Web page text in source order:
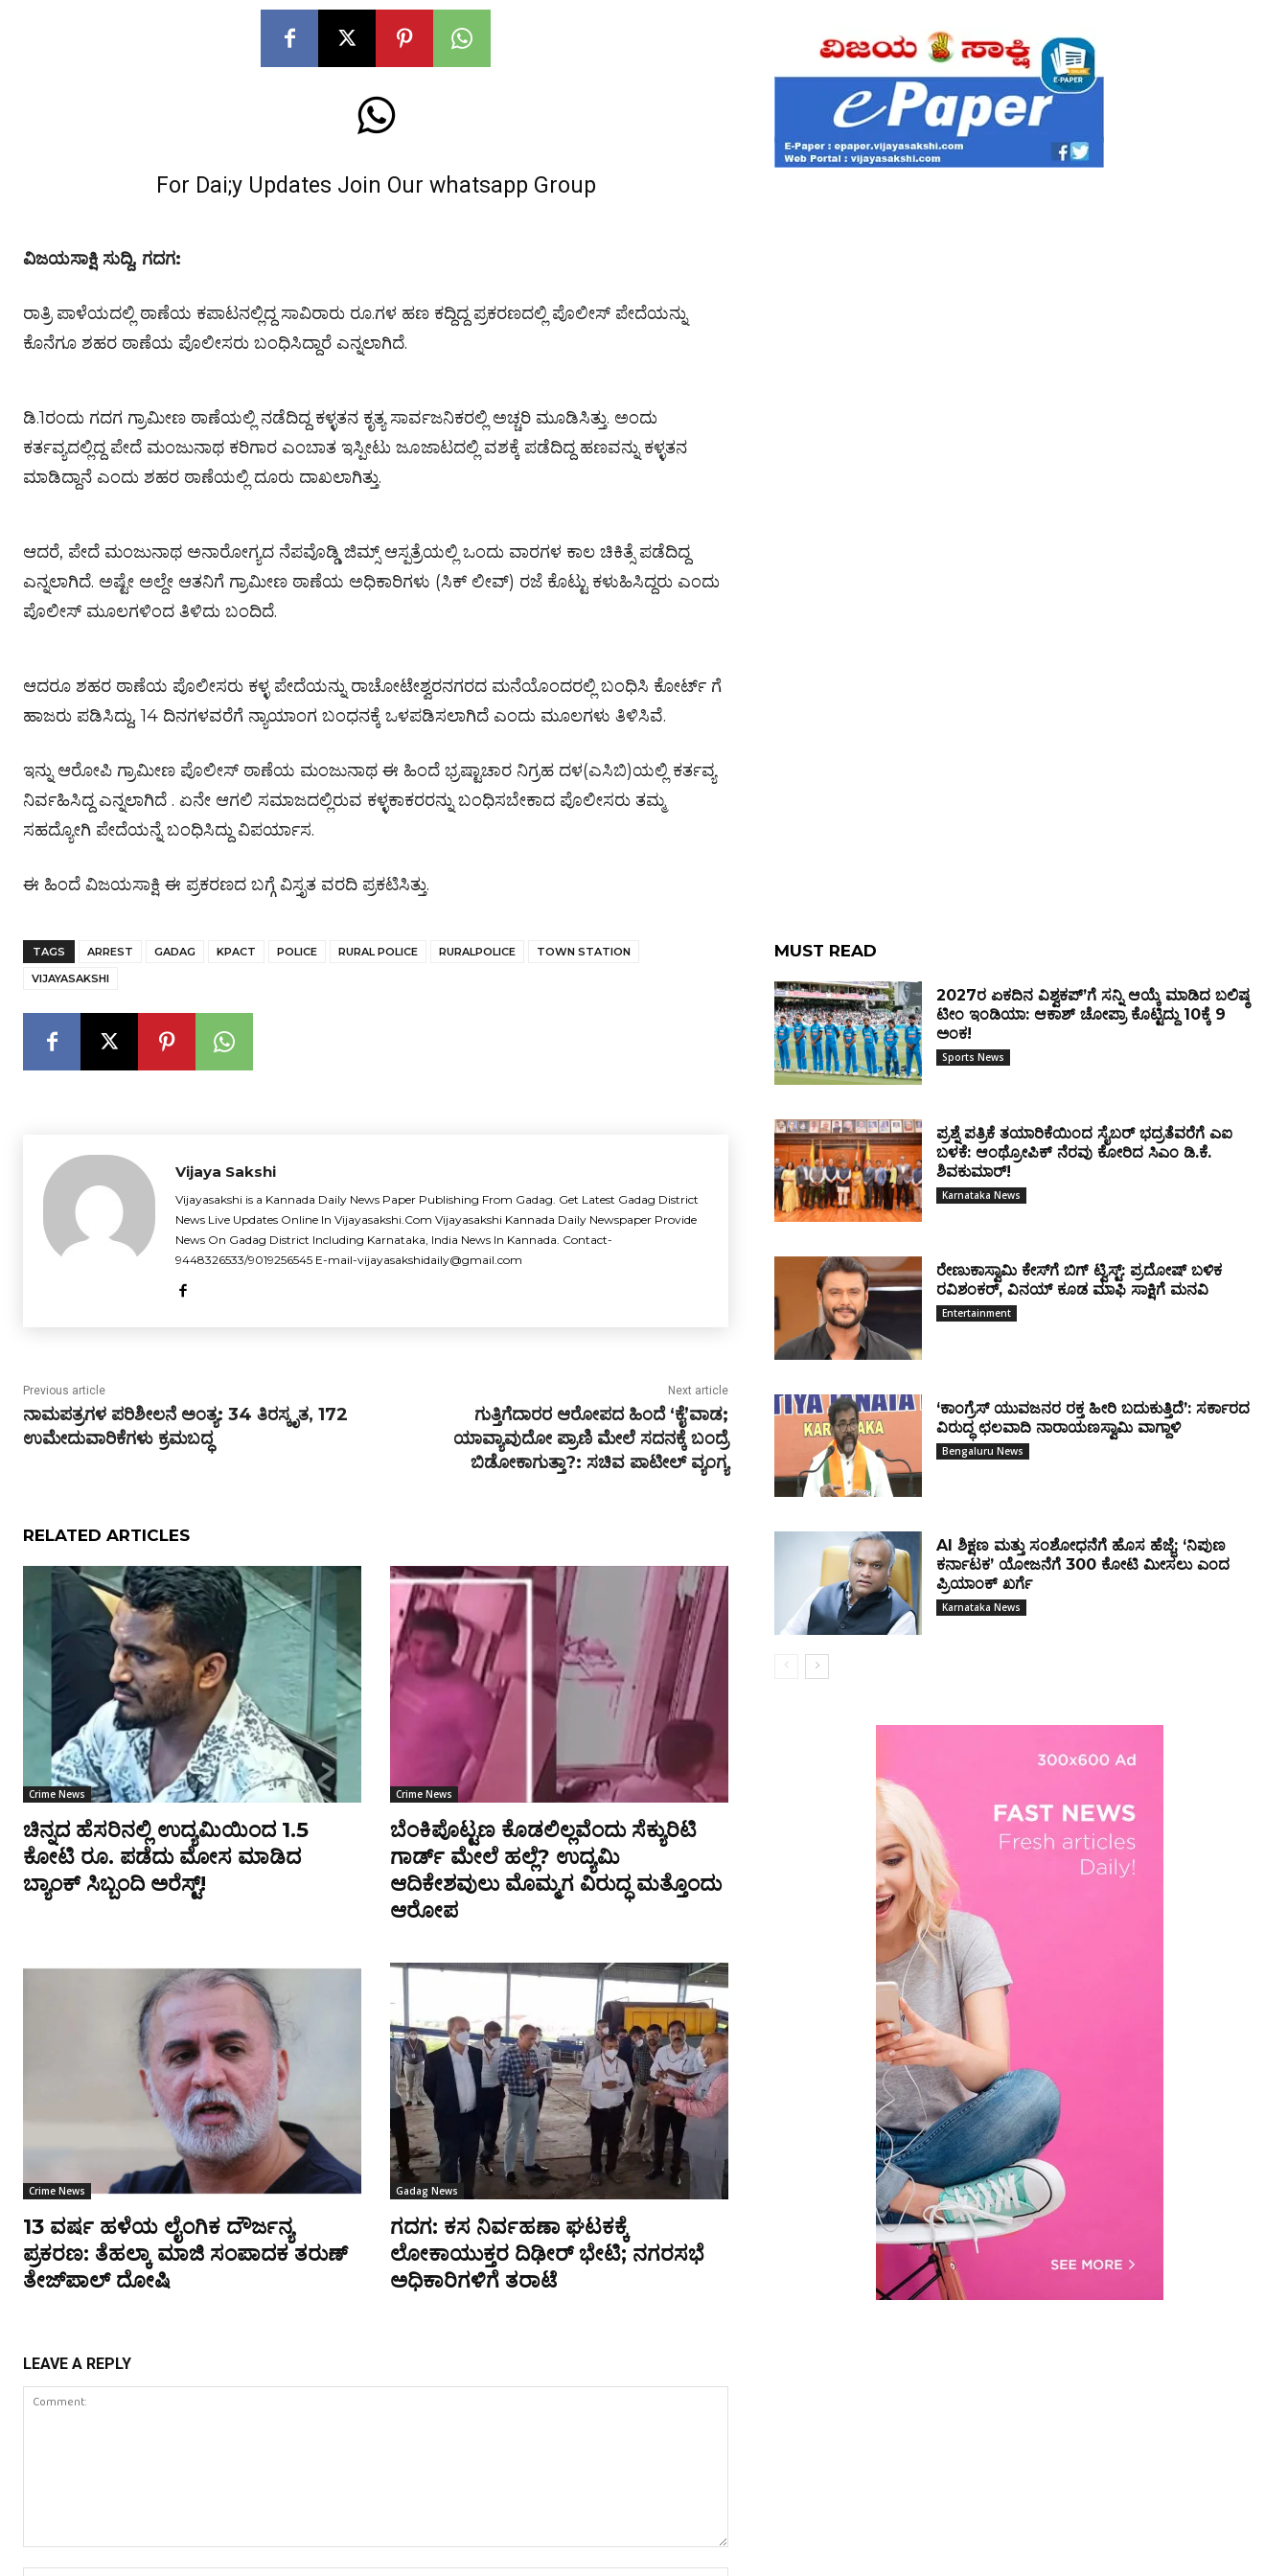
For Dai;y Updates Join Our whatsapp Group
ವಿಜಯಸಾಕ್ಷಿ ಸುದ್ದಿ, ಗದಗ:
ರಾತ್ರಿ ಪಾಳೆಯದಲ್ಲಿ ಠಾಣೆಯ ಕಪಾಟನಲ್ಲಿದ್ದ ಸಾವಿರಾರು ರೂ.ಗಳ ಹಣ ಕದ್ದಿದ್ದ ಪ್ರಕರಣದಲ್ಲಿ ಪೊಲೀಸ್ ಪೇದೆಯನ್ನು
ಕೊನೆಗೂ ಶಹರ ಠಾಣೆಯ ಪೊಲೀಸರು ಬಂಧಿಸಿದ್ದಾರೆ ಎನ್ನಲಾಗಿದೆ.
ಡಿ.1ರಂದು ಗದಗ ಗ್ರಾಮೀಣ ಠಾಣೆಯಲ್ಲಿ ನಡೆದಿದ್ದ ಕಳ್ಳತನ ಕೃತ್ಯ ಸಾರ್ವಜನಿಕರಲ್ಲಿ ಅಚ್ಚರಿ ಮೂಡಿಸಿತ್ತು. ಅಂದು
ಕರ್ತವ್ಯದಲ್ಲಿದ್ದ ಪೇದೆ ಮಂಜುನಾಥ ಕರಿಗಾರ ಎಂಬಾತ ಇಸ್ಪೀಟು ಜೂಜಾಟದಲ್ಲಿ ವಶಕ್ಕೆ ಪಡೆದಿದ್ದ ಹಣವನ್ನು ಕಳ್ಳತನ
ಮಾಡಿದ್ದಾನೆ ಎಂದು ಶಹರ ಠಾಣೆಯಲ್ಲಿ ದೂರು ದಾಖಲಾಗಿತ್ತು.
ಆದರೆ, ಪೇದೆ ಮಂಜುನಾಥ ಅನಾರೋಗ್ಯದ ನೆಪವೊಡ್ಡಿ ಜಿಮ್ಸ್ ಆಸ್ಪತ್ರೆಯಲ್ಲಿ ಒಂದು ವಾರಗಳ ಕಾಲ ಚಿಕಿತ್ಸೆ ಪಡೆದಿದ್ದ
ಎನ್ನಲಾಗಿದೆ. ಅಷ್ಟೇ ಅಲ್ದೇ ಆತನಿಗೆ ಗ್ರಾಮೀಣ ಠಾಣೆಯ ಅಧಿಕಾರಿಗಳು (ಸಿಕ್ ಲೀವ್) ರಜೆ ಕೊಟ್ಟು ಕಳುಹಿಸಿದ್ದರು ಎಂದು
ಪೊಲೀಸ್ ಮೂಲಗಳಿಂದ ತಿಳಿದು ಬಂದಿದೆ.
ಆದರೂ ಶಹರ ಠಾಣೆಯ ಪೊಲೀಸರು ಕಳ್ಳ ಪೇದೆಯನ್ನು ರಾಚೋಟೇಶ್ವರ‌ನಗರದ ಮನೆಯೊಂದರಲ್ಲಿ ಬಂಧಿಸಿ ಕೋರ್ಟ್ ಗೆ
ಹಾಜರು ಪಡಿಸಿದ್ದು, 14 ದಿನಗಳವರೆಗೆ ನ್ಯಾಯಾಂಗ ಬಂಧನಕ್ಕೆ ಒಳಪಡಿಸಲಾಗಿದೆ ಎಂದು ಮೂಲಗಳು ತಿಳಿಸಿವೆ.
ಇನ್ನು ಆರೋಪಿ ಗ್ರಾಮೀಣ ಪೊಲೀಸ್ ಠಾಣೆಯ ಮಂಜುನಾಥ ಈ ಹಿಂದೆ ಭ್ರಷ್ಟಾಚಾರ ನಿಗ್ರಹ ದಳ(ಎಸಿಬಿ)ಯಲ್ಲಿ ಕರ್ತವ್ಯ
ನಿರ್ವಹಿಸಿದ್ದ ಎನ್ನಲಾಗಿದೆ . ಏನೇ ಆಗಲಿ ಸಮಾಜದಲ್ಲಿರುವ ಕಳ್ಳಕಾಕರರನ್ನು ಬಂಧಿಸಬೇಕಾದ ಪೊಲೀಸರು ತಮ್ಮ
ಸಹದ್ಯೋಗಿ ಪೇದೆಯನ್ನೆ ಬಂಧಿಸಿದ್ದು ವಿಪರ್ಯಾಸ.
ಈ ಹಿಂದೆ ವಿಜಯಸಾಕ್ಷಿ ಈ ಪ್ರಕರಣದ ಬಗ್ಗೆ ವಿಸ್ತೃತ ವರದಿ ಪ್ರಕಟಿಸಿತ್ತು.
TAGS ARREST GADAG KPACT POLICE RURAL POLICE RURALPOLICE
TOWN STATION
VIJAYASAKSHI
Vijaya Sakshi
Vijayasakshi is a Kannada Daily News Paper Publishing From Gadag. Get Latest Gadag District
News Live Updates Online In Vijayasakshi.Com Vijayasakshi Kannada Daily Newspaper Provide
News On Gadag District Including Karnataka, India News In Kannada. Contact-
9448326533/9019256545 E-mail-vijayasakshidaily@gmail.com
Previous article
ನಾಮಪತ್ರಗಳ ಪರಿಶೀಲನೆ ಅಂತ್ಯ: 34 ತಿರಸ್ಕೃತ, 172
ಉಮೇದುವಾರಿಕೆಗಳು ಕ್ರಮಬದ್ಧ
Next article
ಗುತ್ತಿಗೆದಾರರ ಆರೋಪದ ಹಿಂದೆ ‘ಕೈ’ವಾಡ;
ಯಾವ್ಯಾವುದೋ ಪ್ರಾಣಿ ಮೇಲೆ ಸದನಕ್ಕೆ ಬಂದ್ರೆ
ಬಿಡೋಕಾಗುತ್ತಾ?: ಸಚಿವ ಪಾಟೀಲ್ ವ್ಯಂಗ್ಯ
RELATED ARTICLES
Crime News
ಚಿನ್ನದ ಹೆಸರಿನಲ್ಲಿ ಉದ್ಯಮಿಯಿಂದ 1.5
ಕೋಟಿ ರೂ. ಪಡೆದು ಮೋಸ ಮಾಡಿದ
ಬ್ಯಾಂಕ್ ಸಿಬ್ಬಂದಿ ಅರೆಸ್ಟ್!
Crime News
ಬೆಂಕಿಪೊಟ್ಟಣ ಕೊಡಲಿಲ್ಲವೆಂದು ಸೆಕ್ಯುರಿಟಿ
ಗಾರ್ಡ್ ಮೇಲೆ ಹಲ್ಲೆ? ಉದ್ಯಮಿ
ಆದಿಕೇಶವುಲು ಮೊಮ್ಮಗ ವಿರುದ್ಧ ಮತ್ತೊಂದು
ಆರೋಪ
Crime News
13 ವರ್ಷ ಹಳೆಯ ಲೈಂಗಿಕ ದೌರ್ಜನ್ಯ
ಪ್ರಕರಣ: ತೆಹಲ್ಕಾ ಮಾಜಿ ಸಂಪಾದಕ ತರುಣ್
ತೇಜ್‌ಪಾಲ್ ದೋಷಿ
Gadag News
ಗದಗ: ಕಸ ನಿರ್ವಹಣಾ ಘಟಕಕ್ಕೆ
ಲೋಕಾಯುಕ್ತರ ದಿಢೀರ್ ಭೇಟಿ; ನಗರಸಭೆ
ಅಧಿಕಾರಿಗಳಿಗೆ ತರಾಟೆ
LEAVE A REPLY
Comment:
MUST READ
2027ರ ಏಕದಿನ ವಿಶ್ವಕಪ್ʼಗೆ ಸನ್ನಿ ಆಯ್ಕೆ ಮಾಡಿದ ಬಲಿಷ್ಠ
ಟೀಂ ಇಂಡಿಯಾ: ಆಕಾಶ್ ಚೋಪ್ರಾ ಕೊಟ್ಟಿದ್ದು 10ಕ್ಕೆ 9
ಅಂಕ!
Sports News
ಪ್ರಶ್ನೆ ಪತ್ರಿಕೆ ತಯಾರಿಕೆಯಿಂದ ಸೈಬರ್ ಭದ್ರತೆವರೆಗೆ ಎಐ
ಬಳಕೆ: ಆಂಥ್ರೋಪಿಕ್ ನೆರವು ಕೋರಿದ ಸಿಎಂ ಡಿ.ಕೆ.
ಶಿವಕುಮಾರ್!
Karnataka News
ರೇಣುಕಾಸ್ವಾಮಿ ಕೇಸ್‌ಗೆ ಬಿಗ್ ಟ್ವಿಸ್ಟ್: ಪ್ರದೋಷ್ ಬಳಿಕ
ರವಿಶಂಕರ್, ವಿನಯ್ ಕೂಡ ಮಾಫಿ ಸಾಕ್ಷಿಗೆ ಮನವಿ
Entertainment
‘ಕಾಂಗ್ರೆಸ್ ಯುವಜನರ ರಕ್ತ ಹೀರಿ ಬದುಕುತ್ತಿದೆ’: ಸರ್ಕಾರದ
ವಿರುದ್ಧ ಛಲವಾದಿ ನಾರಾಯಣಸ್ವಾಮಿ ವಾಗ್ದಾಳಿ
Bengaluru News
AI ಶಿಕ್ಷಣ ಮತ್ತು ಸಂಶೋಧನೆಗೆ ಹೊಸ ಹೆಜ್ಜೆ; ‘ನಿಪುಣ
ಕರ್ನಾಟಕ’ ಯೋಜನೆಗೆ ₹300 ಕೋಟಿ ಮೀಸಲು ಎಂದ
ಪ್ರಿಯಾಂಕ್ ಖರ್ಗೆ
Karnataka News